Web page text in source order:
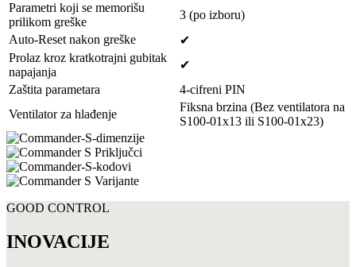
Parametri koji se memorišu
prilikom greške
3 (po izboru)
Auto-Reset nakon greške
✔
Prolaz kroz kratkotrajni gubitak
napajanja
✔
Zaštita parametara
4-cifreni PIN
Ventilator za hlađenje
Fiksna brzina (Bez ventilatora na
S100-01x13 ili S100-01x23)
GOOD CONTROL
INOVACIJE